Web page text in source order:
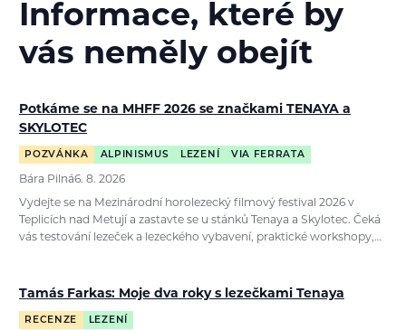
Informace, které by
vás neměly obejít
Potkáme se na MHFF 2026 se značkami TENAYA a
SKYLOTEC
POZVÁNKA ALPINISMUS LEZENÍ VIA FERRATA
Bára Pilná6. 8. 2026
Vydejte se na Mezinárodní horolezecký filmový festival 2026 v
Teplicích nad Metují a zastavte se u stánků Tenaya a Skylotec. Čeká
vás testování lezeček a lezeckého vybavení, praktické workshopy,…
Tamás Farkas: Moje dva roky s lezečkami Tenaya
RECENZE LEZENÍ